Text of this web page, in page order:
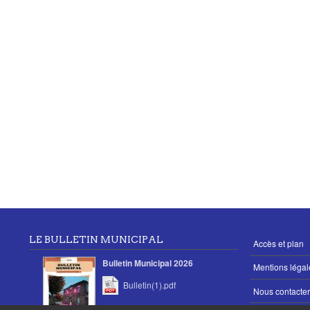
LE BULLETIN MUNICIPAL
Bulletin Municipal 2026
Bulletin(1).pdf
MENU
PIED
DE
PAGE
Accès et plan
Mentions
Nous contacter